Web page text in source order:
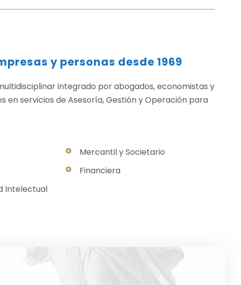
y personas desde 1969
integrado por abogados, economistas y
en servicios de Asesoría, Gestión y Operación para
Mercantil y Societario
Financiera
Intelectual